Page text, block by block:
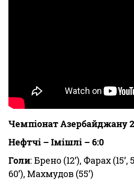
Чемпіонат Азербайджану
Нефтчі – Імішлі – 6:0
Голи: Брено (12’), Фарах (15’,
60’), Махмудов (55’)